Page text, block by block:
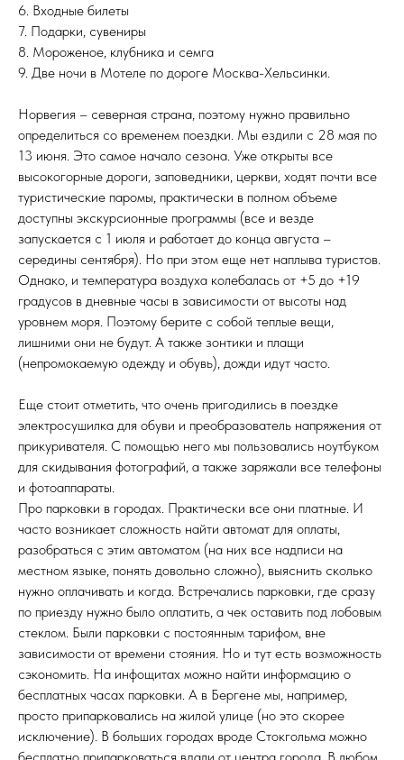
6. Входные билеты
7. Подарки, сувениры
8. Мороженое, клубника и семга
9. Две ночи в Мотеле по дороге Москва-Хельсинки.
Норвегия – северная страна, поэтому нужно правильно
определиться со временем поездки. Мы ездили с 28 мая по
13 июня. Это самое начало сезона. Уже открыты все
высокогорные дороги, заповедники, церкви, ходят почти все
туристические паромы, практически в полном объеме
доступны экскурсионные программы (все и везде
запускается с 1 июля и работает до конца августа –
середины сентября). Но при этом еще нет наплыва туристов.
Однако, и температура воздуха колебалась от +5 до +19
градусов в дневные часы в зависимости от высоты над
уровнем моря. Поэтому берите с собой теплые вещи,
лишними они не будут. А также зонтики и плащи
(непромокаемую одежду и обувь), дожди идут часто.
Еще стоит отметить, что очень пригодились в поездке
электросушилка для обуви и преобразователь напряжения от
прикуривателя. С помощью него мы пользовались ноутбуком
для скидывания фотографий, а также заряжали все телефоны
и фотоаппараты.
Про парковки в городах. Практически все они платные. И
часто возникает сложность найти автомат для оплаты,
разобраться с этим автоматом (на них все надписи на
местном языке, понять довольно сложно), выяснить сколько
нужно оплачивать и когда. Встречались парковки, где сразу
по приезду нужно было оплатить, а чек оставить под лобовым
стеклом. Были парковки с постоянным тарифом, вне
зависимости от времени стояния. Но и тут есть возможность
сэкономить. На инфощитах можно найти информацию о
бесплатных часах парковки. А в Бергене мы, например,
просто припарковались на жилой улице (но это скорее
исключение). В больших городах вроде Стокгольма можно